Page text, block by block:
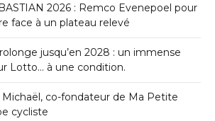
2026 : Remco Evenepoel pour
face à un plateau relevé
jusqu’en 2028 : un immense
Lotto… à une condition.
Michaël, co-fondateur de Ma Petite
cycliste